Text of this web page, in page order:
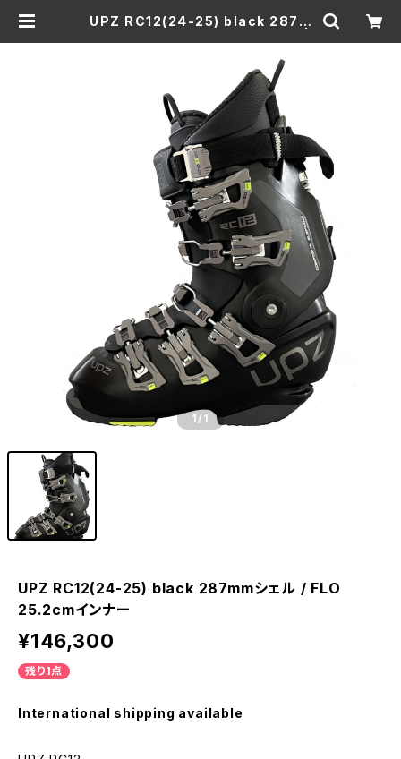
UPZ RC12(24-25) black 287m
1 /1
UPZ RC12(24-25) black 287mmシェル / FLO
25.2cmインナー
¥146,300
残り1点
International shipping available